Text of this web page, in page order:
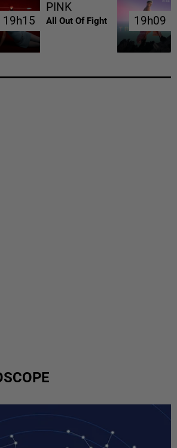
19h15
19h15
PINK
All Out Of Fight 19h09
19h09